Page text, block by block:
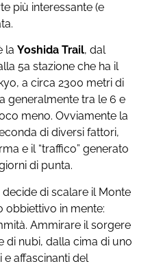
più interessante (e
la Yoshida Trail, dal
5a stazione che ha il
a circa 2300 metri di
generalmente tra le 6 e
meno. Ovviamente la
di diversi fattori,
e il “traffico” generato
di punta.
di scalare il Monte
obbiettivo in mente:
Ammirare il sorgere
di nubi, dalla cima di uno
affascinanti del